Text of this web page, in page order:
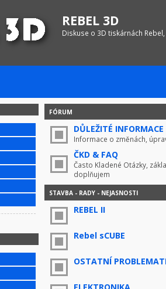
REBEL 3D
Diskuse o 3D tiskárnách
FÓRUM
DŮLEŽITÉ INFORMACE
Informace o změnách,
ČKD & FAQ
Často Kladené Otázky,
doplňujem
STAVBA - RADY - NEJASNOSTI
REBEL II
Rebel sCUBE
OSTATNÍ